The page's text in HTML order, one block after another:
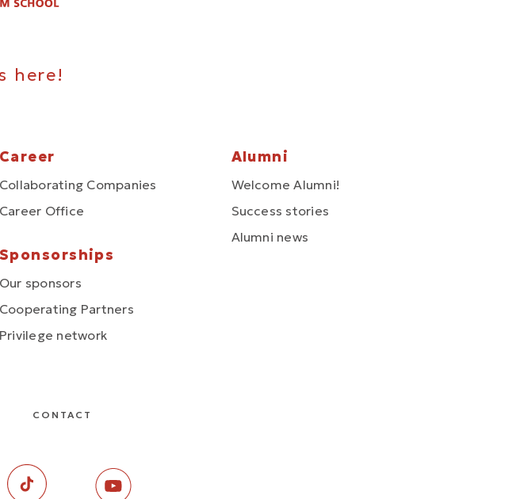
here!
Career
Collaborating Companies
Career Office
Sponsorships
Our sponsors
Cooperating Partners
Privilege network
Alumni
Welcome Alumni!
Success stories
Alumni news
CONTACT